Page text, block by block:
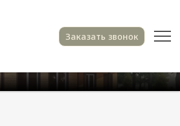
Заказать звонок